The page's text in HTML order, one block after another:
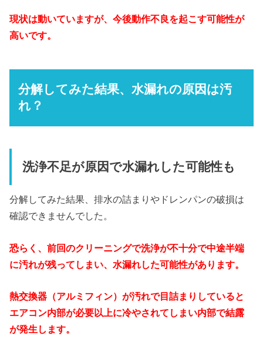
現状は動いていますが、今後動作不良を起こす可能性が
高いです。
分解してみた結果、水漏れの原因は汚
れ？
洗浄不足が原因で水漏れした可能性も
分解してみた結果、排水の詰まりやドレンパンの破損は
確認できませんでした。
恐らく、前回のクリーニングで洗浄が不十分で中途半端
に汚れが残ってしまい、水漏れした可能性があります。
熱交換器（アルミフィン）が汚れで目詰まりしていると
エアコン内部が必要以上に冷やされてしまい内部で結露
が発生します。